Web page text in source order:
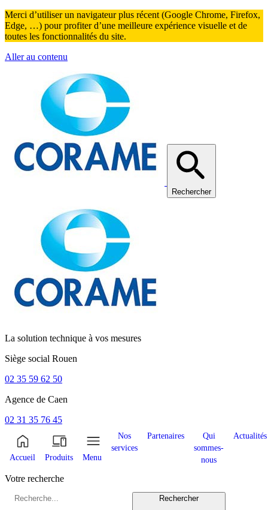
Merci d’utiliser un navigateur plus récent (Google Chrome, Firefox,
Edge, …) pour profiter d’une meilleure expérience visuelle et de
toutes les fonctionnalités du site.
Aller au contenu
Rechercher
La solution technique à vos mesures
Siège social Rouen
02 35 59 62 50
Agence de Caen
02 31 35 76 45
Accueil Produits Menu
Nos
services
Partenaires
Qui
sommes-
nous
Actualités
Votre recherche
Rechercher